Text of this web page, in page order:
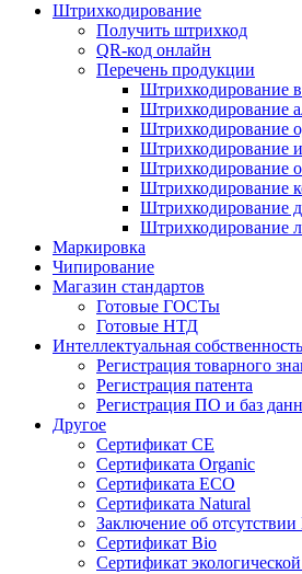
Штрихкодирование
Получить штрихкод
QR-код онлайн
Перечень продукции
Штрихкодирование
Штрихкодирование
Штрихкодирование
Штрихкодирование
Штрихкодирование
Штрихкодирование
Штрихкодирование
Штрихкодирование
Маркировка
Чипирование
Магазин стандартов
Готовые ГОСТы
Готовые НТД
Интеллектуальная собственность
Регистрация товарного
Регистрация патента
Регистрация ПО и баз
Другое
Сертификат СЕ
Сертификата Organic
Сертификата ECO
Сертификата Natural
Заключение об
Сертификат Bio
Сертификат